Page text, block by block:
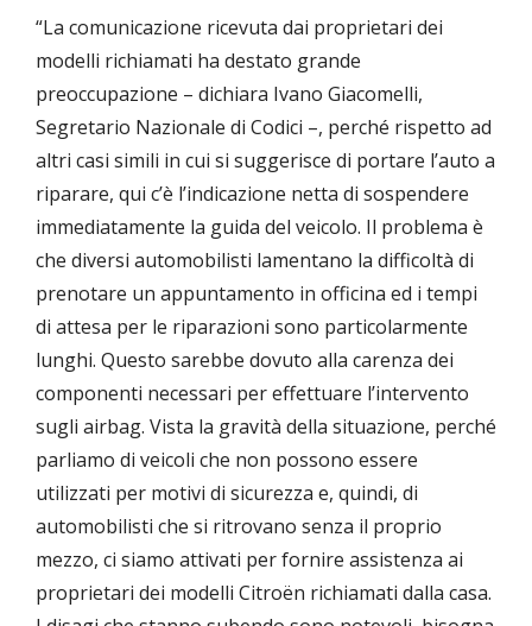
“La comunicazione ricevuta dai proprietari dei
modelli richiamati ha destato grande
preoccupazione – dichiara Ivano Giacomelli,
Segretario Nazionale di Codici –, perché rispetto ad
altri casi simili in cui si suggerisce di portare l’auto a
riparare, qui c’è l’indicazione netta di sospendere
immediatamente la guida del veicolo. Il problema è
che diversi automobilisti lamentano la difficoltà di
prenotare un appuntamento in officina ed i tempi
di attesa per le riparazioni sono particolarmente
lunghi. Questo sarebbe dovuto alla carenza dei
componenti necessari per effettuare l’intervento
sugli airbag. Vista la gravità della situazione, perché
parliamo di veicoli che non possono essere
utilizzati per motivi di sicurezza e, quindi, di
automobilisti che si ritrovano senza il proprio
mezzo, ci siamo attivati per fornire assistenza ai
proprietari dei modelli Citroën richiamati dalla casa.